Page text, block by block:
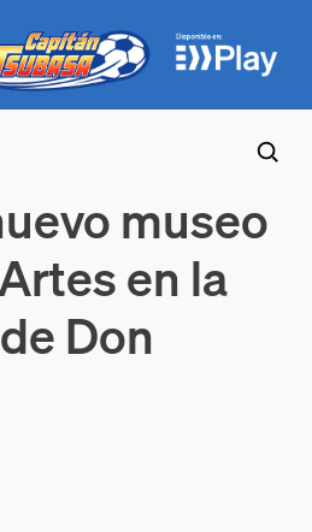
museo
en la
Don